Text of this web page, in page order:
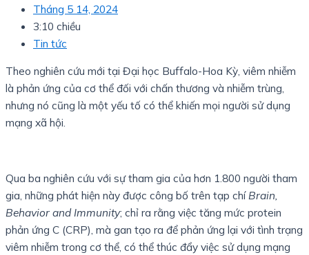
Tháng 5 14, 2024
3:10 chiều
Tin tức
Theo nghiên cứu mới tại Đại học Buffalo-Hoa Kỳ, viêm nhiễm
là phản ứng của cơ thể đối với chấn thương và nhiễm trùng,
nhưng nó cũng là một yếu tố có thể khiến mọi người sử dụng
mạng xã hội.
Qua ba nghiên cứu với sự tham gia của hơn 1.800 người tham
gia, những phát hiện này được công bố trên tạp chíBrain,
Behavior and Immunity; chỉ ra rằng việc tăng mức protein
phản ứng C (CRP), mà gan tạo ra để phản ứng lại với tình trạng
viêm nhiễm trong cơ thể, có thể thúc đẩy việc sử dụng mạng